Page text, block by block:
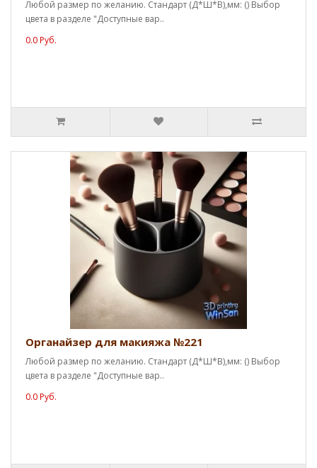
Любой размер по желанию. Стандарт (Д*Ш*В),мм: () Выбор
цвета в разделе "Доступные вар..
0.0 Руб.
Органайзер для макияжа №221
Любой размер по желанию. Стандарт (Д*Ш*В),мм: () Выбор
цвета в разделе "Доступные вар..
0.0 Руб.